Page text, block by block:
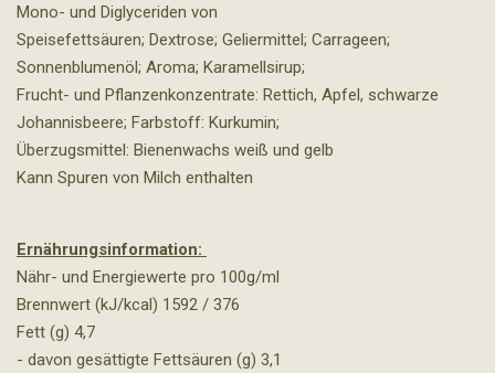
Mono- und Diglyceriden von
Speisefettsäuren; Dextrose; Geliermittel; Carrageen;
Sonnenblumenöl; Aroma; Karamellsirup;
Frucht- und Pflanzenkonzentrate: Rettich, Apfel, schwarze
Johannisbeere; Farbstoff: Kurkumin;
Überzugsmittel: Bienenwachs weiß und gelb
Kann Spuren von Milch enthalten
Ernährungsinformation:
Nähr- und Energiewerte pro 100g/ml
Brennwert (kJ/kcal) 1592 / 376
Fett (g) 4,7
- davon gesättigte Fettsäuren (g) 3,1